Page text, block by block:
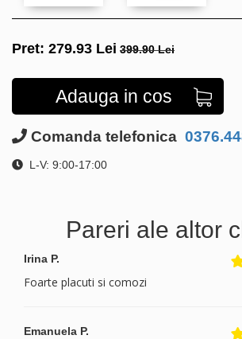
Pret: 279.93 Lei 399.90 Lei
Adauga in cos
Comanda telefonica
L-V: 9:00-17:00
Pareri ale altor
Irina P.
Foarte placuti si comozi
Emanuela P.